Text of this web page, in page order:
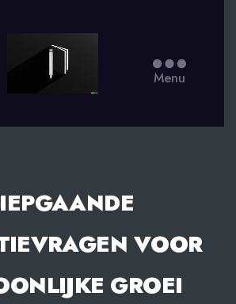
Menu
VOOR
GROEI